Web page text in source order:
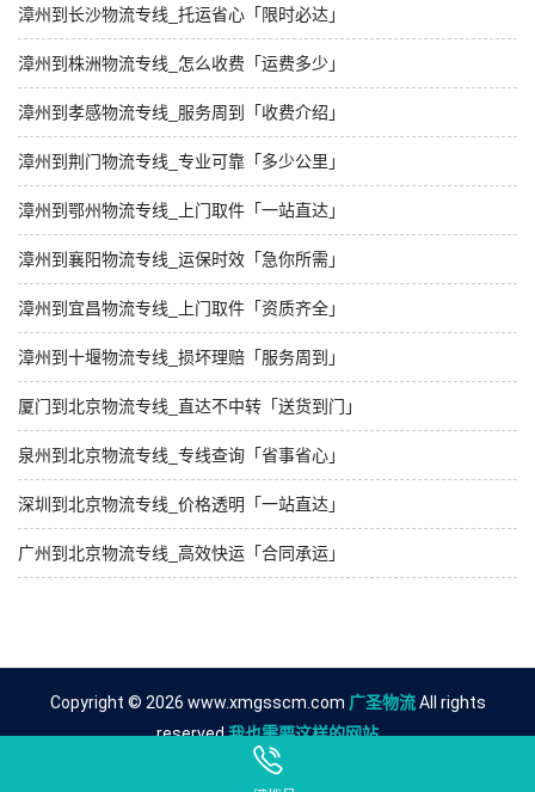
漳州到长沙物流专线_托运省心「限时必达」
漳州到株洲物流专线_怎么收费「运费多少」
漳州到孝感物流专线_服务周到「收费介绍」
漳州到荆门物流专线_专业可靠「多少公里」
漳州到鄂州物流专线_上门取件「一站直达」
漳州到襄阳物流专线_运保时效「急你所需」
漳州到宜昌物流专线_上门取件「资质齐全」
漳州到十堰物流专线_损坏理赔「服务周到」
厦门到北京物流专线_直达不中转「送货到门」
泉州到北京物流专线_专线查询「省事省心」
深圳到北京物流专线_价格透明「一站直达」
广州到北京物流专线_高效快运「合同承运」
Copyright © 2026 www.xmgsscm.com 广圣物流All rights
reserved.我也需要这样的网站